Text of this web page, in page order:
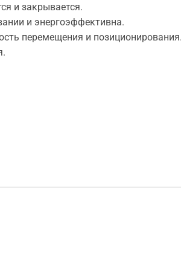
и закрывается.
и энергоэффективна.
перемещения и позиционирования.